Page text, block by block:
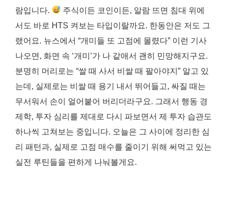
람입니다.
주식이든 코인이든, 알람 뜨면 침대 위에
서도 바로 HTS 켜보는 타입이랄까요. 한동안은 저도 그
랬어요. 뉴스에서 “개미들 또 고점에 몰렸다” 이런 기사
나오면, 화면 속 ‘개미’가 나 같애서 괜히 민망해지구요.
분명히 머리로는 “쌀 때 사서 비쌀 때 팔아야지” 알고 있
는데, 실제로는 비쌀 때 용기 내서 뛰어들고, 싸질 때는
무서워서 손이 얼어붙어 버리더라구요. 그래서 행동 경
제학, 투자 심리를 제대로 다시 파보면서 제 투자 습관도
하나씩 고쳐보는 중입니다. 오늘은 그 사이에 정리한 심
리 패턴과, 실제로 고점 매수를 줄이기 위해 써먹고 있는
실전 루틴들을 편하게 나눠볼게요.